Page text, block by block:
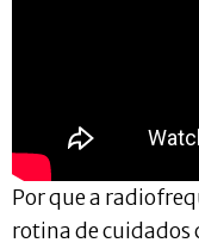
Por que a
rotina de cuidados